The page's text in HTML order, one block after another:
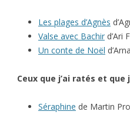
Les plages d’Agnès
Valse avec Bachir d’Ari
Un conte de Noël
Ceux que j’ai ratés et
Séraphine de Martin